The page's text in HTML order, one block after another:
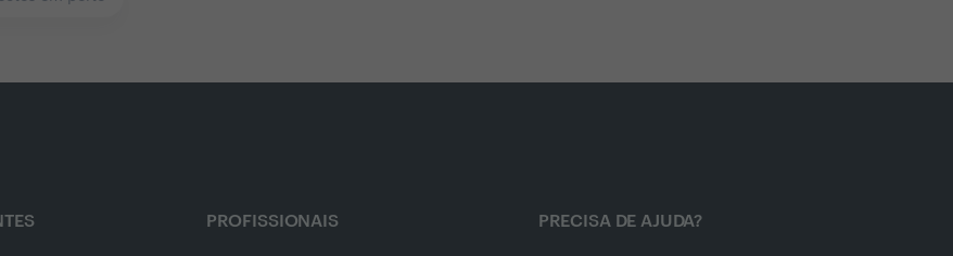
PROFISSIONAIS PRECISA DE AJUDA?